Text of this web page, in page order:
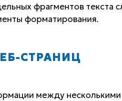
фрагментов текста
форматирования.
СТРАНИЦ
между